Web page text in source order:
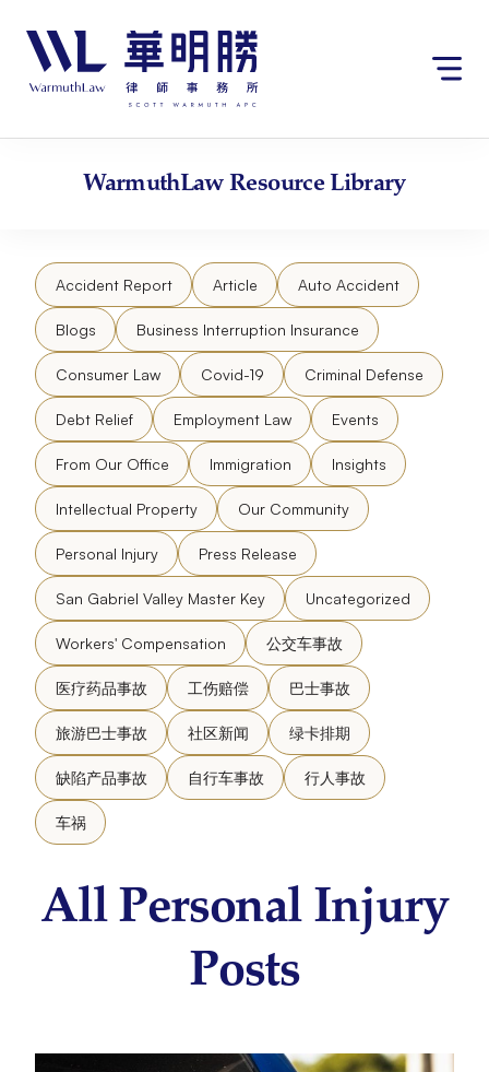
站
content
WarmuthLawResource Library
Accident Report Article Auto Accident
Blogs Business Interruption Insurance
Consumer Law Covid-19 Criminal Defense
Debt Relief Employment Law Events
From Our Office Immigration Insights
Intellectual Property Our Community
Personal Injury Press Release
San Gabriel Valley Master Key Uncategorized
Workers' Compensation 公交车事故
医疗药品事故 工伤赔偿 巴士事故
旅游巴士事故 社区新闻 绿卡排期
缺陷产品事故 自行车事故 行人事故
车祸
All Personal Injury
Posts